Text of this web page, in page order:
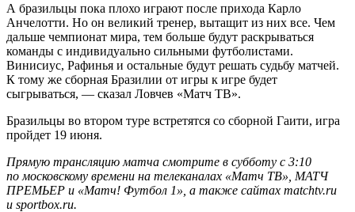
А бразильцы пока плохо играют после прихода Карло
Анчелотти. Но он великий тренер, вытащит из них все. Чем
дальше чемпионат мира, тем больше будут раскрываться
команды с индивидуально сильными футболистами.
Винисиус, Рафинья и остальные будут решать судьбу матчей.
К тому же сборная Бразилии от игры к игре будет
сыгрываться, — сказал Ловчев «Матч ТВ».
Бразильцы во втором туре встретятся со сборной Гаити, игра
пройдет 19 июня.
Прямую трансляцию матча смотрите в субботу с 3:10
по московскому времени на телеканалах «Матч ТВ», МАТЧ
ПРЕМЬЕР и «Матч! Футбол 1», а также сайтах matchtv.ru
и sportbox.ru.